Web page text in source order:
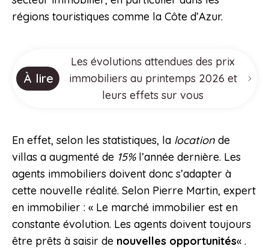
régions touristiques comme la Côte d’Azur.
À lire
Les évolutions attendues des prix
immobiliers au printemps 2026 et
leurs effets sur vous
En effet, selon les statistiques, la location de
villas a augmenté de 15% l’année dernière. Les
agents immobiliers doivent donc s’adapter à
cette nouvelle réalité. Selon Pierre Martin, expert
en immobilier : « Le marché immobilier est en
constante évolution. Les agents doivent toujours
être prêts à saisir de nouvelles opportunités« .